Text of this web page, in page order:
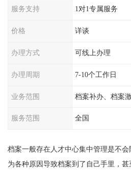
服务支持 1对1专属服务
价格 详谈
办理方式 可线上办理
办理周期 7-10个工作日
业务范围 档案补办、档案
服务范围 全国
档案一般存在人才中心集中管理是不
为各种原因导致档案到了自己手里，